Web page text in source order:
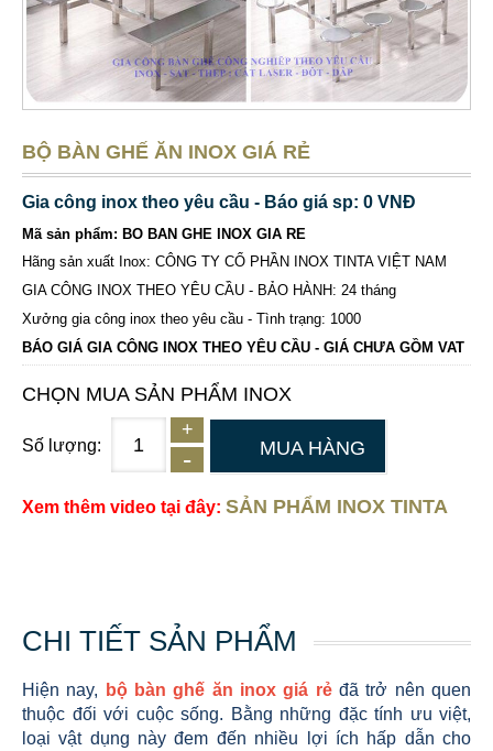
BỘ BÀN GHẾ ĂN INOX GIÁ RẺ
Gia công inox theo yêu cầu - Báo giá sp: 0 VNĐ
Mã sản phẩm: BO BAN GHE INOX GIA RE
Hãng sản xuất Inox: CÔNG TY CỔ PHẦN INOX TINTA VIỆT NAM
GIA CÔNG INOX THEO YÊU CẦU - BẢO HÀNH: 24 tháng
Xưởng gia công inox theo yêu cầu - Tình trạng: 1000
BÁO GIÁ GIA CÔNG INOX THEO YÊU CẦU - GIÁ CHƯA GỒM VAT
CHỌN MUA SẢN PHẨM INOX
Số lượng: MUA HÀNG
Xem thêm video tại đây: SẢN PHẨM INOX TINTA
CHI TIẾT SẢN PHẨM
Hiện nay, bộ bàn ghế ăn inox giá rẻđã trở nên quen
thuộc đối với cuộc sống. Bằng những đặc tính ưu việt,
loại vật dụng này đem đến nhiều lợi ích hấp dẫn cho